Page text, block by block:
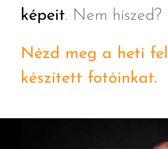
képeit. Nem hiszed?
Nézd meg a heti
készített fotóinkat.